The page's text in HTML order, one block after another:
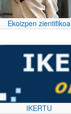
Ekoizpen zientifikoa
IKERTU